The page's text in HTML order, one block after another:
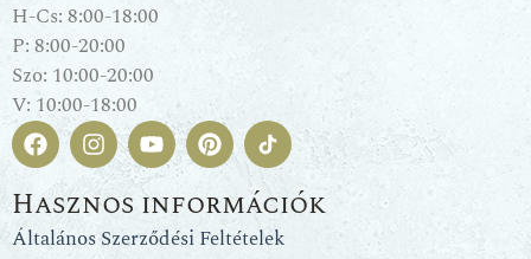
H-Cs: 8:00-18:00
P: 8:00-20:00
Szo: 10:00-20:00
V: 10:00-18:00
Hasznos információk
Általános Szerződési Feltételek